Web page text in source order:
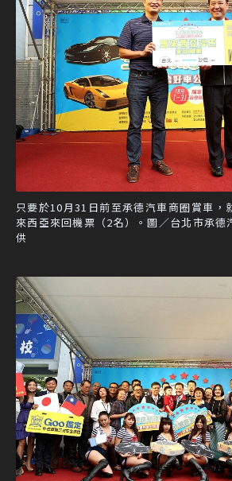
只要於10月31日前至承德汽車商圈賞車，
來西亞來回機票（2名）。圖／台北市承德
供